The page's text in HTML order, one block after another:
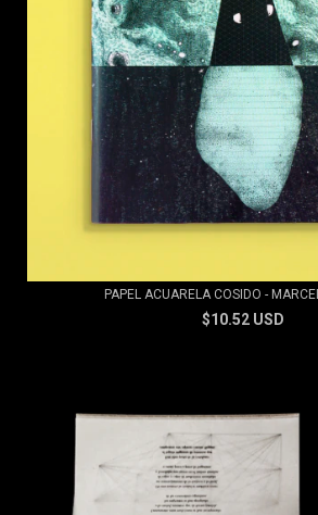
PAPEL ACUARELA COSIDO -
$10.52 USD